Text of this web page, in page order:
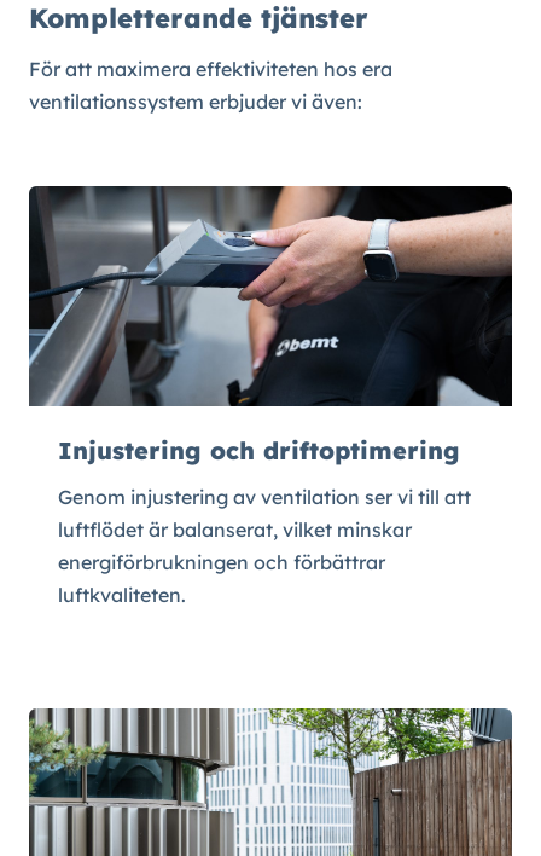
Kompletterande tjänster
För att maximera effektiviteten hos era
ventilationssystem erbjuder vi även:
Injustering och driftoptimering
Genom injustering av ventilation ser vi till att
luftflödet är balanserat, vilket minskar
energiförbrukningen och förbättrar
luftkvaliteten.